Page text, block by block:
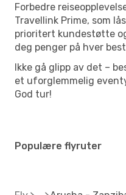
Forbedre
Travellink Prime, som
prioritert kundestøtte
deg penger på hver
Ikke gå glipp av det –
et uforglemmelig
God tur!
Populære flyruter